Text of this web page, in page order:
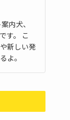
内犬、
す。 こ
新しい発
よ。